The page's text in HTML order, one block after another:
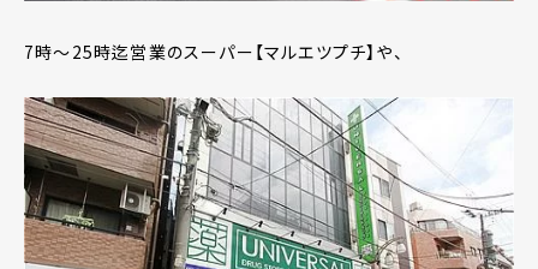
7時～25時迄営業のスーパー【マルエツプチ】や、